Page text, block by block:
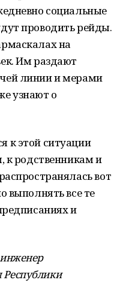
социальные
проводить рейды.
на
Им раздают
линии и мерами
узнают о
к этой ситуации
к родственникам и
вот
выполнять все те
и